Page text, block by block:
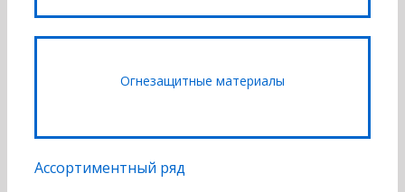
Огнезащитные материалы
Ассортиментный ряд